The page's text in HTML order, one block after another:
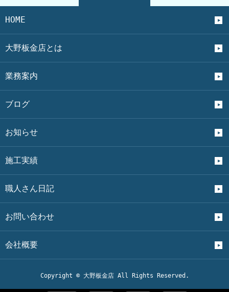
HOME
大野板金店とは
業務案内
ブログ
お知らせ
施工実績
職人さん日記
お問い合わせ
会社概要
Copyright © 大野板金店 All Rights Reserved.